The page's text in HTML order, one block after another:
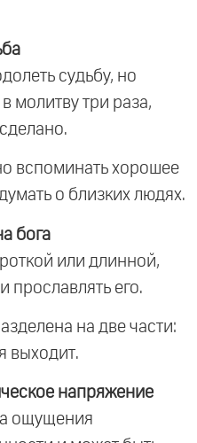
судьбу, но
молитву три раза,
вспоминать хорошее
о близких людях.
бога
или длинной,
прославлять его.
на две части:
выходит.
напряжение
ощущения